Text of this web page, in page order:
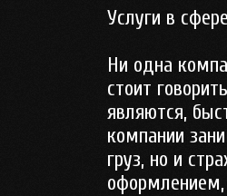
Услуги в
Ни одна
стоит
являются,
компании
груз, но и
оформлением,